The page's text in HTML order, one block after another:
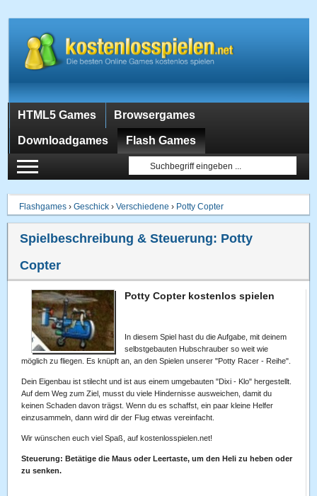
HTML5 Games Browsergames
Downloadgames Flash Games
Flashgames ›Geschick ›Verschiedene › Potty Copter
Spielbeschreibung & Steuerung: Potty
Copter
Potty Copter kostenlos spielen
In diesem Spiel hast du die Aufgabe, mit deinem
selbstgebauten Hubschrauber so weit wie
möglich zu fliegen. Es knüpft an, an den Spielen unserer "Potty Racer - Reihe".
Dein Eigenbau ist stilecht und ist aus einem umgebauten "Dixi - Klo" hergestellt.
Auf dem Weg zum Ziel, musst du viele Hindernisse ausweichen, damit du
keinen Schaden davon trägst. Wenn du es schaffst, ein paar kleine Helfer
einzusammeln, dann wird dir der Flug etwas vereinfacht.
Wir wünschen euch viel Spaß, auf kostenlosspielen.net!
Steuerung: Betätige die Maus oder Leertaste, um den Heli zu heben oder
zu senken.